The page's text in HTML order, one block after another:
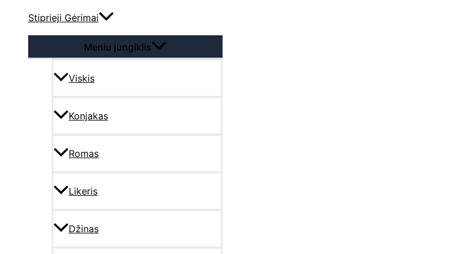
Stiprieji Gėrimai
Meniu jungiklis
Viskis
Konjakas
Romas
Likeris
Džinas